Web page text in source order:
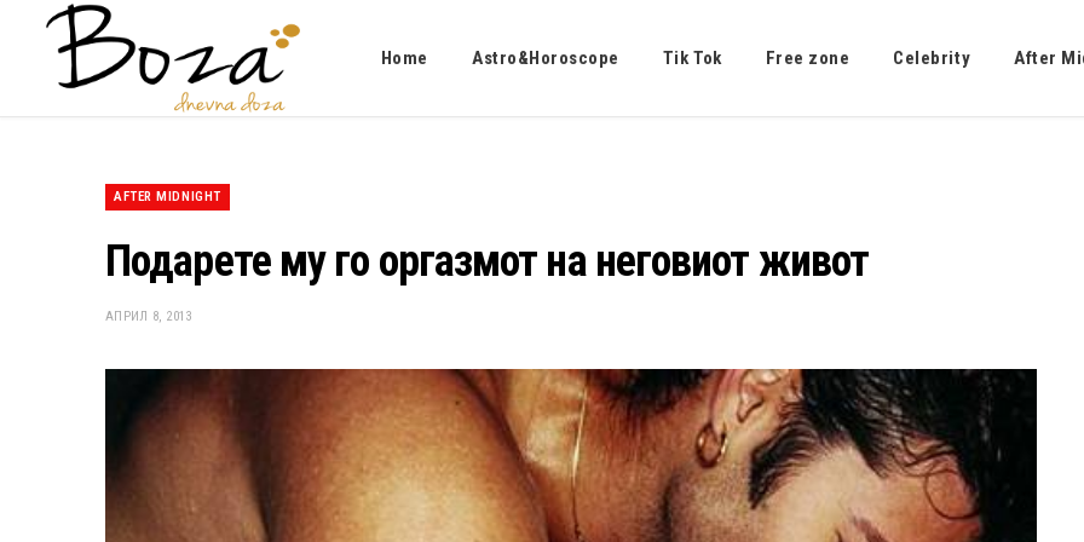
Home Astro&Horoscope Tik Tok Free zone Celebrity After
AFTER MIDNIGHT
Подарете му го оргазмот на неговиот живот
АПРИЛ 8, 2013